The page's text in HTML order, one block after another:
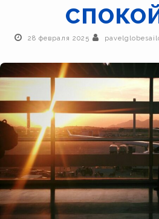
28 февраля 2025